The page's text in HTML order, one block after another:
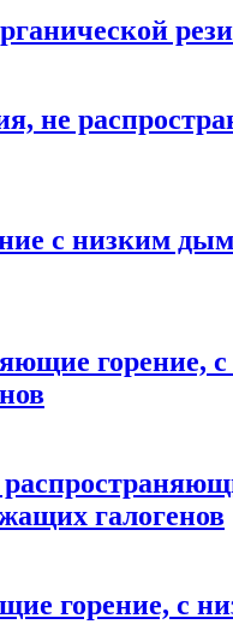
не
с низким
горение,
галогенов
горение, с